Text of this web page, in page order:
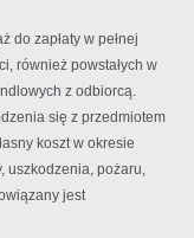
do zapłaty w pełnej
również powstałych w
z odbiorcą.
się z przedmiotem
koszt w okresie
uszkodzenia, pożaru,
jest